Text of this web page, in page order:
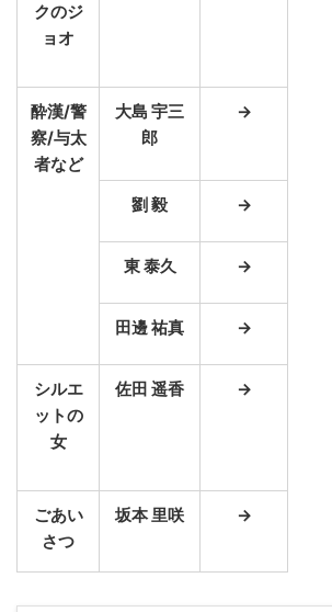
クのジ
ョオ
酔漢/警
察/与太
者など
大島 宇三
郎
→
劉 毅 →
東 泰久 →
田邊 祐真 →
シルエ
ットの
女
佐田 遥香 →
ごあい
さつ
坂本 里咲 →